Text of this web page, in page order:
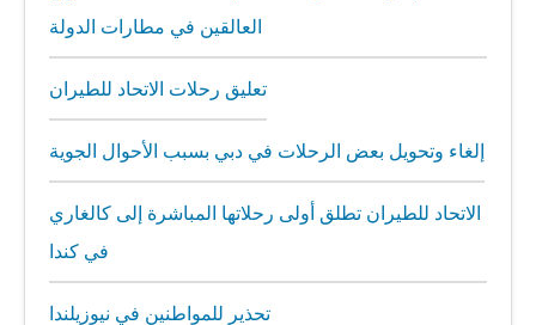
العالقين في مطارات الدولة
تعليق رحلات الاتحاد للطيران
إلغاء وتحويل بعض الرحلات في دبي بسبب الأحوال الجوية
الاتحاد للطيران تطلق أولى رحلاتها المباشرة إلى كالغاري
في كندا
تحذير للمواطنين في نيوزيلندا